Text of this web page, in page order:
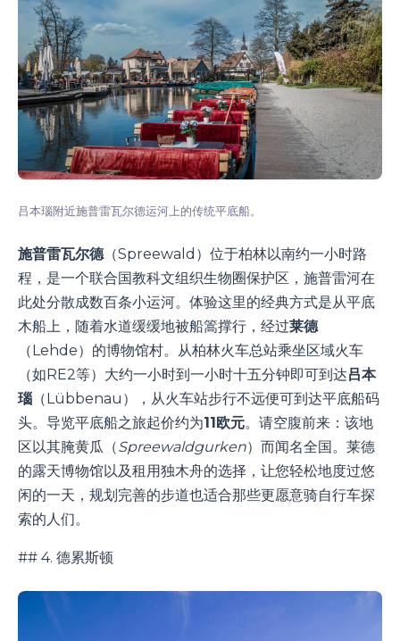
吕本瑙附近施普雷瓦尔德运河上的传统平底船。
施普雷瓦尔德（Spreewald）位于柏林以南约一小时路
程，是一个联合国教科文组织生物圈保护区，施普雷河在
此处分散成数百条小运河。体验这里的经典方式是从平底
木船上，随着水道缓缓地被船篙撑行，经过莱德
（Lehde）的博物馆村。从柏林火车总站乘坐区域火车
（如RE2等）大约一小时到一小时十五分钟即可到达吕本
瑙 （Lübbenau），从火车站步行不远便可到达平底船码
头。导览平底船之旅起价约为11欧元。请空腹前来：该地
区以其腌黄瓜（Spreewaldgurken）而闻名全国。莱德
的露天博物馆以及租用独木舟的选择，让您轻松地度过悠
闲的一天，规划完善的步道也适合那些更愿意骑自行车探
索的人们。
## 4. 德累斯顿